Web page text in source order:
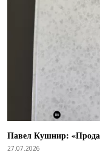
Павел Кушнир:
27.07.2026